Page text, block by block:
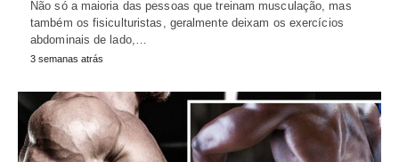
Não só a maioria das pessoas que treinam musculação, mas
também os fisiculturistas, geralmente deixam os exercícios
abdominais de lado,…
3 semanas atrás